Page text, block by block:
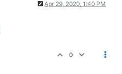
Apr 29, 2020, 1:40 PM
0